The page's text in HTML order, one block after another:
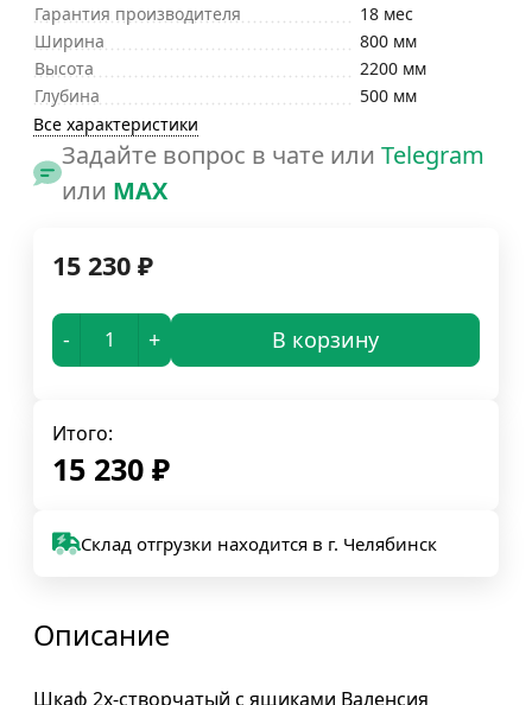
Гарантия производителя
18 мес
Ширина
800 мм
Высота
2200 мм
Глубина
500 мм
Все характеристики
Задайте вопрос в чате или Telegram
или MAX
15 230 ₽
- + В корзину
Итого:
15 230 ₽
Склад отгрузки находится в г. Челябинск
Описание
Шкаф 2х-створчатый с ящиками Валенсия